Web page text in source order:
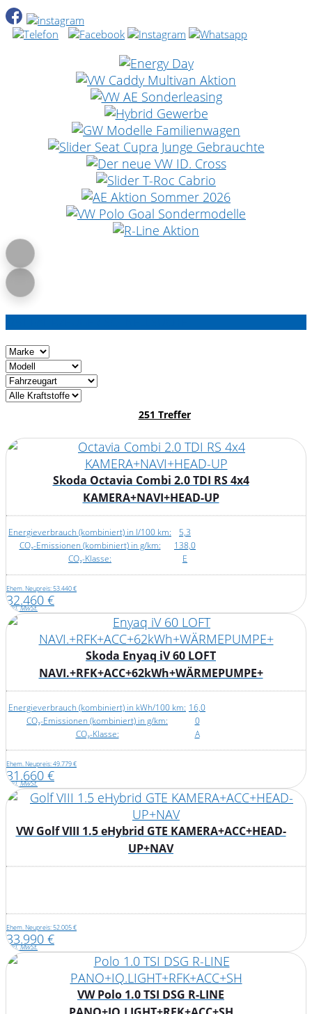
251 Treffer
Skoda Octavia Combi 2.0 TDI RS 4x4
KAMERA+NAVI+HEAD-UP
Energieverbrauch (kombiniert) in l/100 km:
5,3
CO₂-Emissionen (kombiniert) in g/km:
138,0
CO₂-Klasse:
E
Ehem. Neupreis: 53.440 €
32.460 €
inkl. MwSt.
Skoda Enyaq iV 60 LOFT
NAVI.+RFK+ACC+62kWh+WÄRMEPUMPE+
Energieverbrauch (kombiniert) in kWh/100 km: 16,0
CO₂-Emissionen (kombiniert) in g/km:
0
CO₂-Klasse:
A
Ehem. Neupreis: 49.779 €
31.660 €
inkl. MwSt.
VW Golf VIII 1.5 eHybrid GTE KAMERA+ACC+HEAD-
UP+NAV
Ehem. Neupreis: 52.005 €
33.990 €
inkl. MwSt.
VW Polo 1.0 TSI DSG R-LINE